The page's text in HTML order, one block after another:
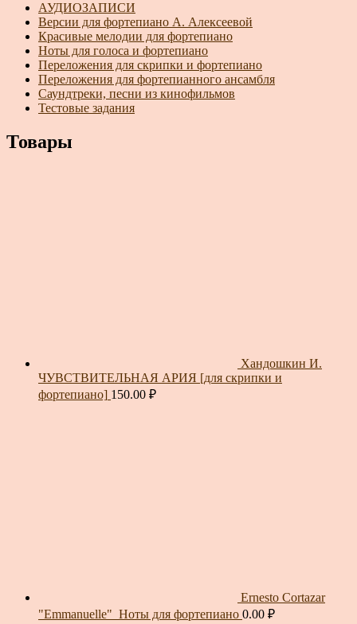
АУДИОЗАПИСИ
Версии для фортепиано А. Алексеевой
Красивые мелодии для фортепиано
Ноты для голоса и фортепиано
Переложения для скрипки и фортепиано
Переложения для фортепианного ансамбля
Саундтреки, песни из кинофильмов
Тестовые задания
Товары
Хандошкин И.
ЧУВСТВИТЕЛЬНАЯ АРИЯ [для скрипки и
фортепиано] 150.00 ₽
Ernesto Cortazar
"Emmanuelle"_Ноты для фортепиано 0.00 ₽